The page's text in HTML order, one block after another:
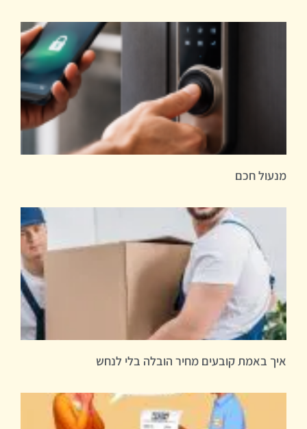
מנעול חכם
איך באמת קובעים מחיר הובלה בלי לנחש